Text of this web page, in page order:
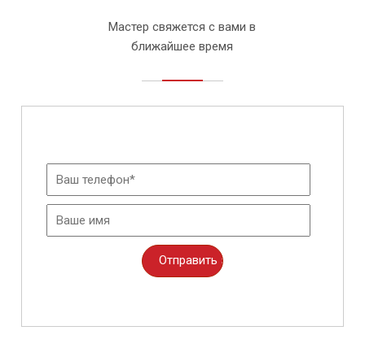
Мастер свяжется с вами в
ближайшее время